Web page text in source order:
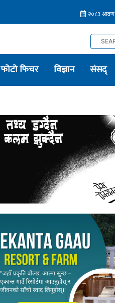
फोटो फिचर विज्ञान संसद्